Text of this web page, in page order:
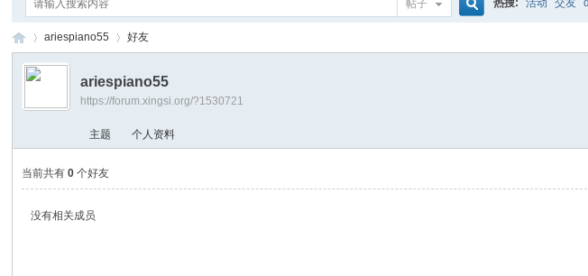
帖子 热搜: 活动 交友
›
ariespiano55 好友
ariespiano55
https://forum.xingsi.org/?1530721
主题 个人资料
当前共有0 个好友
没有相关成员